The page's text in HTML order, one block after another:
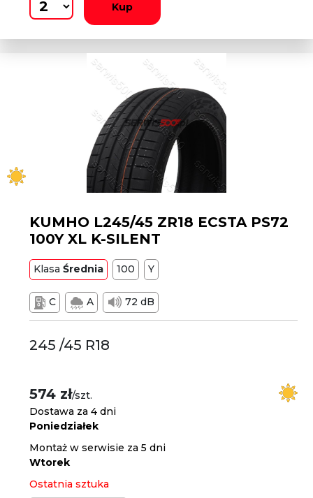
Kup
KUMHO L245/45 ZR18 ECSTA PS72
100Y XL K-SILENT
KlasaŚrednia 100 Y
C A 72 dB
245 /45 R18
574 zł/szt.
Dostawa za 4 dni
Poniedziałek
Montaż w serwisie za 5 dni
Wtorek
Ostatnia sztuka